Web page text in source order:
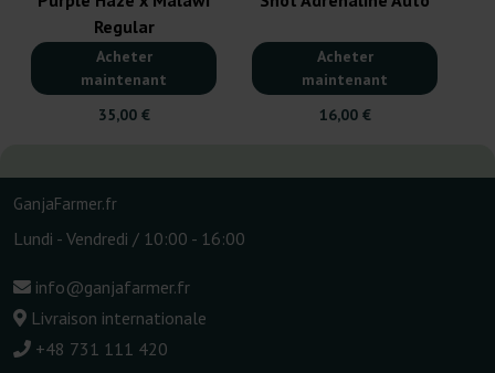
Regular
Acheter
maintenant
35,00 €
Acheter
maintenant
16,00 €
GanjaFarmer.fr
Lundi - Vendredi / 10:00 - 16:00
info@ganjafarmer.fr
Livraison internationale
+48 731 111 420